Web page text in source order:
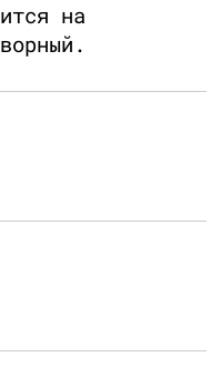
на